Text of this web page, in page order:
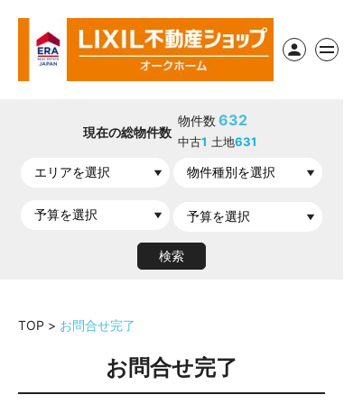
現在の総物件数
物件数 632
中古1 土地631
TOP お問合せ完了
お問合せ完了